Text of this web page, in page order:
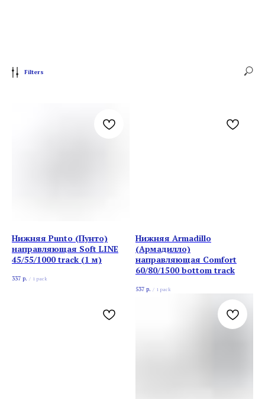
Filters
Нижняя Punto (Пунто)
направляющая Soft LINE
45/55/1000 track (1 м)
337 р. / 1 pack
Нижняя Armadillo
(Армадилло)
направляющая Comfort
60/80/1500 bottom track
537 р. / 1 pack